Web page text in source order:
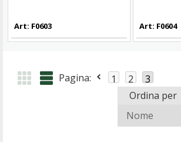
Art: F0603 Art: F0604
Pagina: 1 2
3
Ordina per